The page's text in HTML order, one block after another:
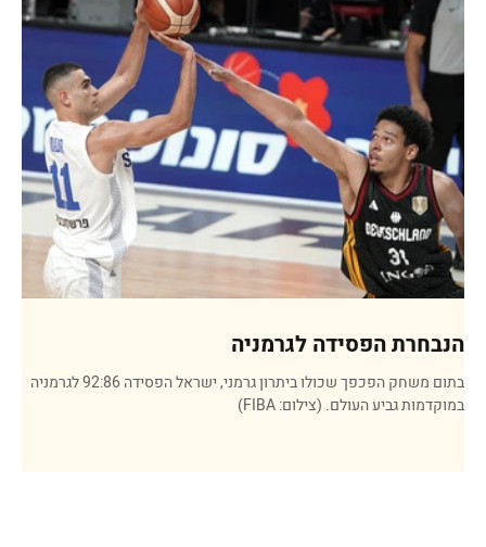
הנבחרת הפסידה לגרמניה
בתום משחק הפכפך שכולו ביתרון גרמני, ישראל הפסידה 92:86 לגרמניה
במוקדמות גביע העולם. (צילום: FIBA)